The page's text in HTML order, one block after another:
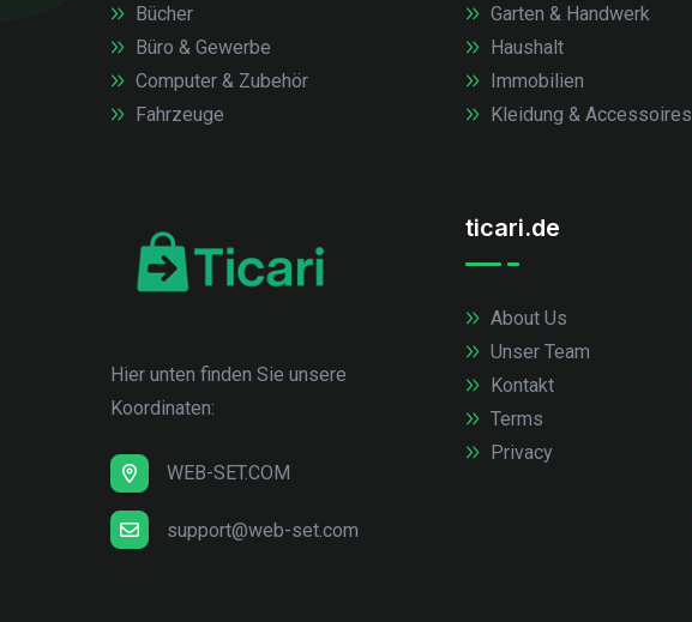
Bücher
Büro & Gewerbe
Computer & Zubehör
Fahrzeuge
Garten & Handwerk
Haushalt
Immobilien
Kleidung & Accessoires
Hier unten finden Sie unsere
Koordinaten:
WEB-SET.COM
support@web-set.com
ticari.de
About Us
Unser Team
Kontakt
Terms
Privacy